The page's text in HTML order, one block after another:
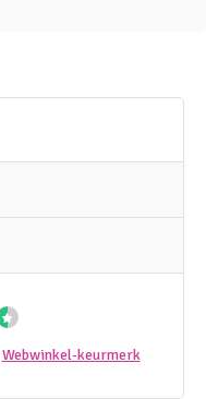
Webwinkel-keurmerk